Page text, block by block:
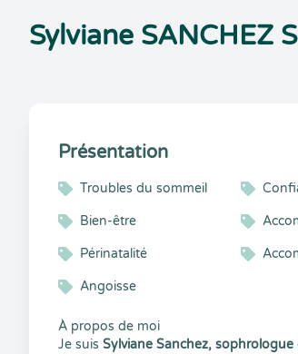
Sylviane SANCHEZ
Présentation
Troubles du sommeil
Bien-être
Périnatalité
Angoisse
À propos de moi
Je suis Sylviane Sanchez, sophrologue